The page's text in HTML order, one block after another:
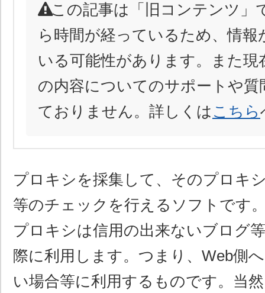
この記事は「旧コンテンツ」
ら時間が経っているため、情報
いる可能性があります。また現
の内容についてのサポートや質
ておりません。詳しくは こちら
プロキシを採集して、そのプロキ
等のチェックを行えるソフトです
プロキシは信用の出来ないブログ
際に利用します。つまり、Web側
い場合等に利用するものです。当